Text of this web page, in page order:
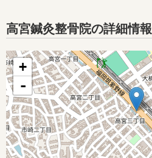
高宮鍼灸整骨院の詳細情報
+
-